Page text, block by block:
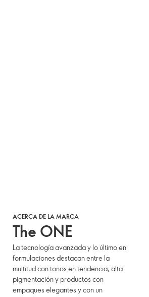
ACERCA DE LA MARCA
The ONE
La tecnología avanzada y lo último en
formulaciones destacan entre la
multitud con tonos en tendencia, alta
pigmentación y productos con
empaques elegantes y con un